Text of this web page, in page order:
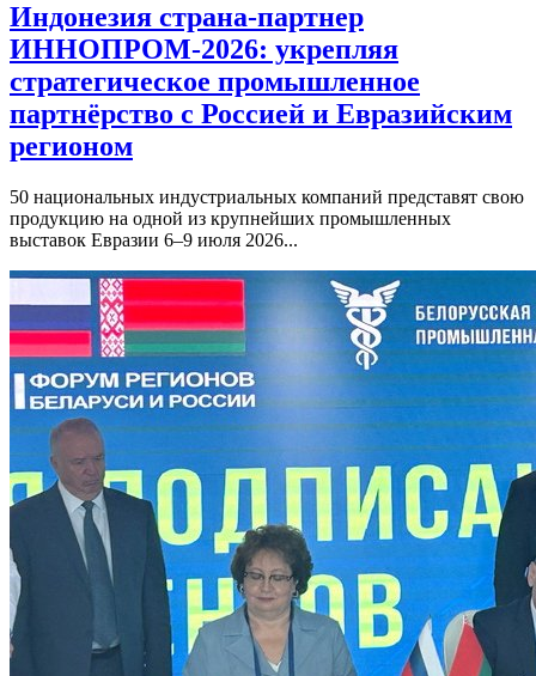
Индонезия страна-партнер
ИННОПРОМ-2026: укрепляя
стратегическое промышленное
партнёрство с Россией и Евразийским
регионом
50 национальных индустриальных компаний представят свою
продукцию на одной из крупнейших промышленных
выставок Евразии 6–9 июля 2026...